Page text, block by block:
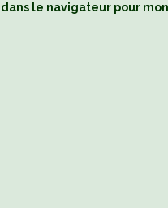
le navigateur pour